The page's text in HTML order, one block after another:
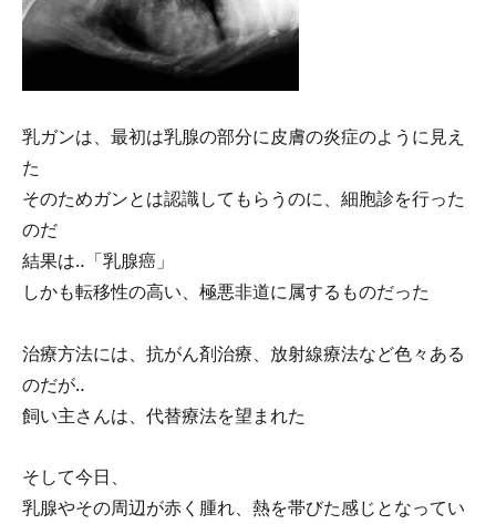
乳ガンは、最初は乳腺の部分に皮膚の炎症のように見え
た
そのためガンとは認識してもらうのに、細胞診を行った
のだ
結果は‥「乳腺癌」
しかも転移性の高い、極悪非道に属するものだった
治療方法には、抗がん剤治療、放射線療法など色々ある
のだが‥
飼い主さんは、代替療法を望まれた
そして今日、
乳腺やその周辺が赤く腫れ、熱を帯びた感じとなってい